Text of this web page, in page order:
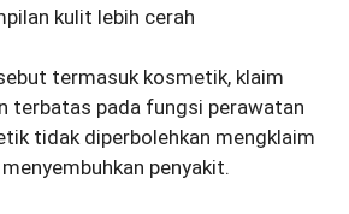
kulit lebih cerah
termasuk kosmetik, klaim
terbatas pada fungsi perawatan
tidak diperbolehkan mengklaim
penyakit.